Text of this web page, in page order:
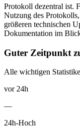
Protokoll dezentral ist.
Nutzung des
größeren technischen
Dokumentation im
Guter Zeitpunkt
Alle wichtigen
vor 24h
—
24h-Hoch